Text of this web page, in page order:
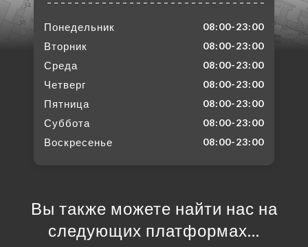
Понедельник 08:00-23:00
Вторник 08:00-23:00
Среда 08:00-23:00
Четверг 08:00-23:00
Пятница 08:00-23:00
Суббота 08:00-23:00
Воскресенье 08:00-23:00
Вы также можете найти нас на
следующих платформах…